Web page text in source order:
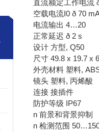
直流额定工作电流
空载电流I0 ð 70
电流输出 4…20
正常延迟 ð 2 s
设计 方型, Q50
尺寸 49.8 x 19.7 x
外壳材料 塑料,
镜头 塑料, 丙烯酸
连接 接插件
防护等级 IP67
n 前景和背景抑制
n 检测范围